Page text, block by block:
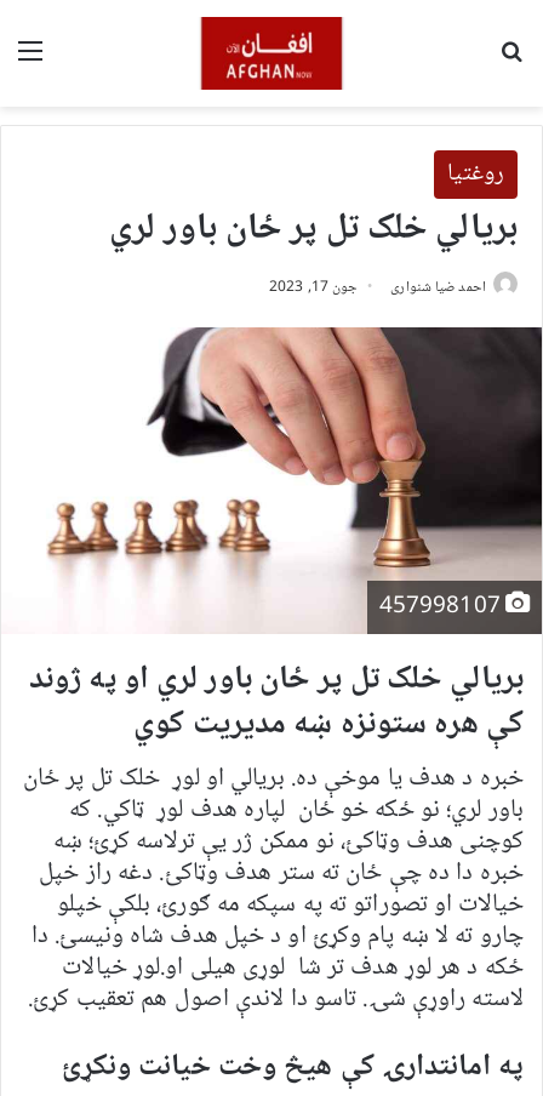
روغتیا
بریالي خلک تل پر ځان باور لري
احمد ضیا شنواری جون 17, 2023
بریالي خلک تل پر ځان باور لري او په ژوند
کې هره ستونزه ښه مدیریت کوي
خبره د هدف یا موخې ده. بریالي او لوړ خلک تل پر ځان
باور لري؛ نو ځکه خو ځان لپاره هدف لوړ ټاکي. که
کوچنی هدف وټاکئ، نو ممکن ژر یې ترلاسه کړئ؛ ښه
خبره دا ده چې ځان ته ستر هدف وټاکئ. دغه راز خپل
خیالات او تصوراتو ته په سپکه مه ګورئ، بلکې خپلو
چارو ته لا ښه پام وکړئ او د خپل هدف شاه ونیسئ. دا
ځکه د هر لوړ هدف تر شا لوړی هیلی او.لوړ خیالات
لاسته راوړې شۍ. تاسو دا لاندې اصول هم تعقیب کړئ.
په امانتدارۍ کې هیڅ وخت خیانت ونکړئ